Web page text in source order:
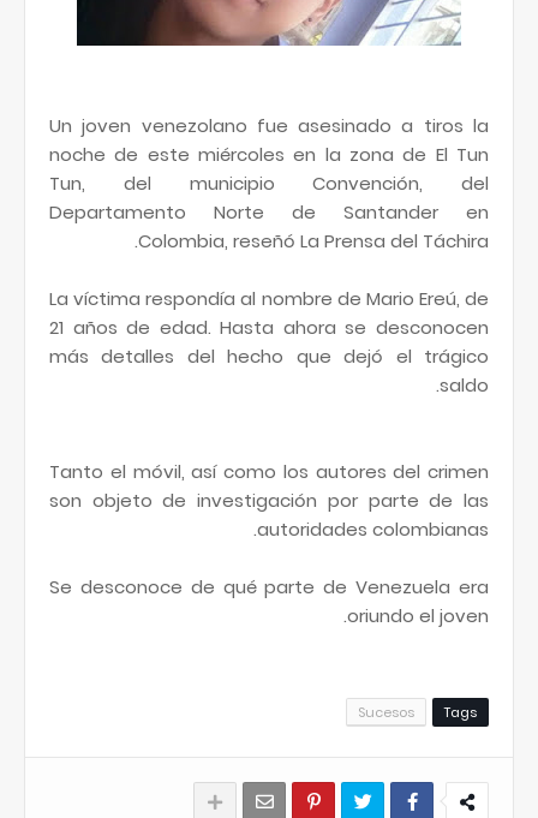
Un joven venezolano fue asesinado a tiros la
noche de este miércoles en la zona de El Tun
Tun, del municipio Convención, del
Departamento Norte de Santander en
Colombia, reseñó La Prensa del Táchira.
La víctima respondía al nombre de Mario Ereú, de
21 años de edad. Hasta ahora se desconocen
más detalles del hecho que dejó el trágico
saldo.
Tanto el móvil, así como los autores del crimen
son objeto de investigación por parte de las
autoridades colombianas.
Se desconoce de qué parte de Venezuela era
oriundo el joven.
Tags
Sucesos